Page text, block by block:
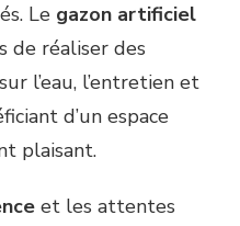
Le gazon artificiel
de réaliser des
l’eau, l’entretien et
d’un espace
plaisant.
et les attentes